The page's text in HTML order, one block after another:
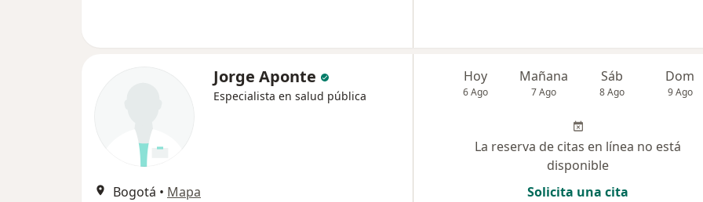
Jorge Aponte
Especialista en salud pública
Bogotá • Mapa
Hoy
6 Ago
Mañana
7 Ago
Sáb
8 Ago
Dom
9 Ago
La reserva de citas en línea no está
disponible
Solicita una cita